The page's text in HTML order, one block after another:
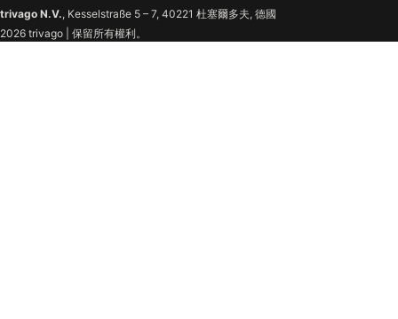
trivago N.V., Kesselstraße 5 – 7, 40221 杜塞爾多夫, 德國
2026 trivago | 保留所有權利。